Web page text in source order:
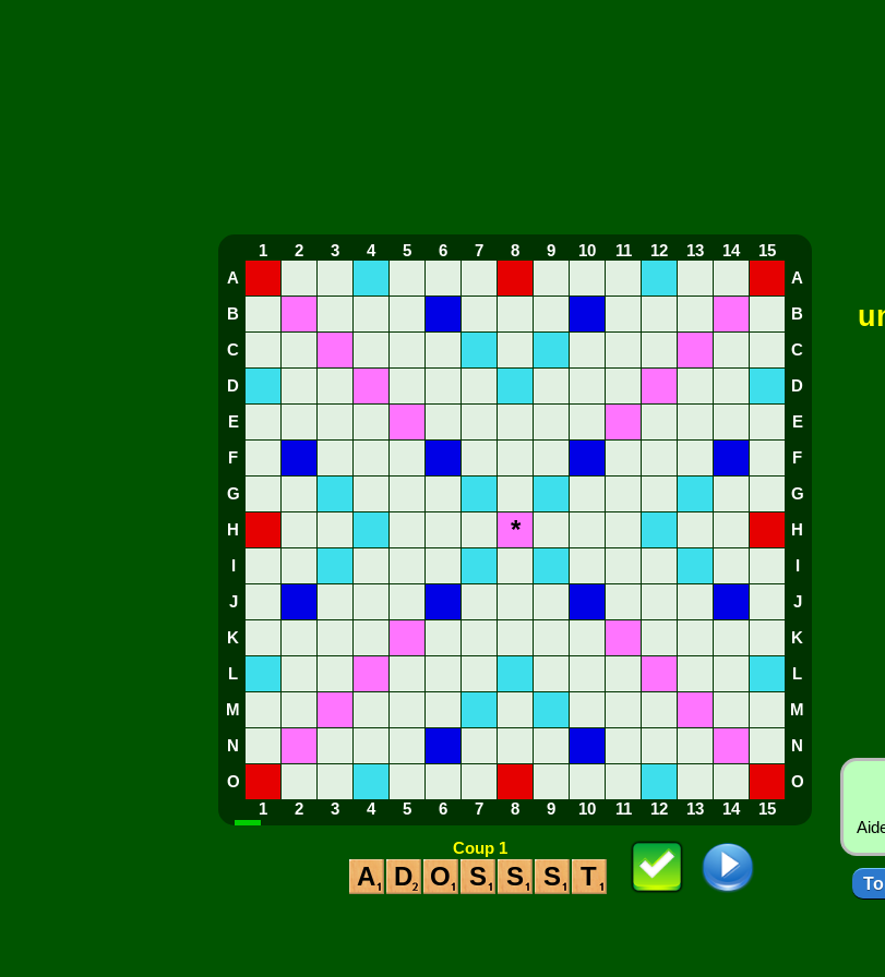
1 2 3 4 5 6 7 8 9 10 11 12 13 14
15
A
A
B B
C C
D D
E E
F F
G G
H * H
J J
K K
L L
M M
N N
O
O
1
2 3 4 5 6 7 8 9 10 11 12 13 14 15
Coup 1
A D O S S S T